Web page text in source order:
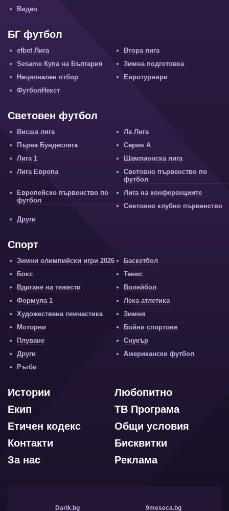
Видео
БГ футбол
efbet Лига
Втора лига
Sesame Купа на България
Зимна подготовка
Национален отбор
Евротурнири
ФутболНекст
Световен футбол
Висша лига
Ла Лига
Първа Бундеслига
Серия А
Лига 1
Шампионска лига
Лига Европа
Световно първенство по
футбол
Европейско първенство по
футбол
Лига на конференциите
Световно клубно първенство
Други
Спорт
Зимни олимпийски игри 2026
Баскетбол
Бокс
Тенис
Вдигане на тежести
Волейбол
Формула 1
Лека атлетика
Художествена гимнастика
Зимни
Моторни
Бойни спортове
Плуване
Снукър
Други
Американски футбол
Ръгби
Любопитно
Истории
ТВ Програма
Екип
Общи условия
Етичен кодекс
Бисквитки
Контакти
Реклама
За нас
Darik.bg 9meseca.bg